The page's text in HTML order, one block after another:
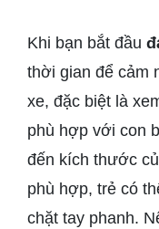
Khi bạn bắt đầu
thời gian để cảm
xe, đặc biệt là
phù hợp với con
đến kích thước
phù hợp, trẻ có
chặt tay phanh.